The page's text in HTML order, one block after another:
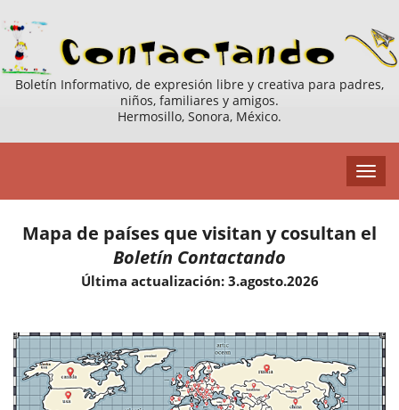
Boletín Informativo, de expresión libre y creativa para padres,
niños, familiares y amigos.
Hermosillo, Sonora, México.
Mapa de países que visitan y cosultan el
Boletín Contactando
Última actualización: 3.agosto.2026